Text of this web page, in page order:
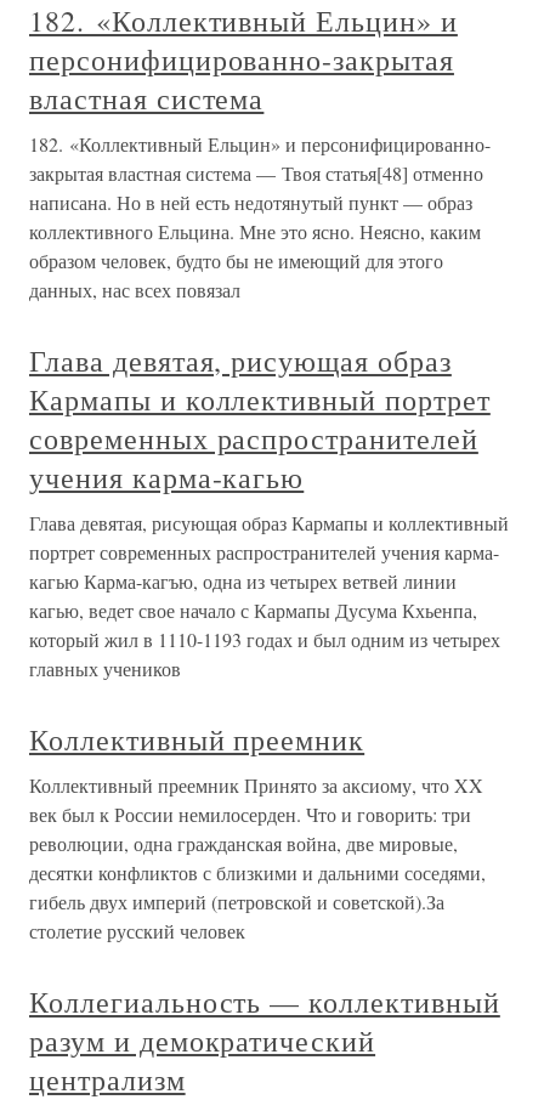
182. «Коллективный Ельцин» и
персонифицированно-закрытая
властная система
182. «Коллективный Ельцин» и персонифицированно-
закрытая властная система — Твоя статья[48] отменно
написана. Но в ней есть недотянутый пункт — образ
коллективного Ельцина. Мне это ясно. Неясно, каким
образом человек, будто бы не имеющий для этого
данных, нас всех повязал
Глава девятая, рисующая образ
Кармапы и коллективный портрет
современных распространителей
учения карма-кагью
Глава девятая, рисующая образ Кармапы и коллективный
портрет современных распространителей учения карма-
кагью Карма-кагъю, одна из четырех ветвей линии
кагью, ведет свое начало с Кармапы Дусума Кхьенпа,
который жил в 1110-1193 годах и был одним из четырех
главных учеников
Коллективный преемник
Коллективный преемник Принято за аксиому, что XX
век был к России немилосерден. Что и говорить: три
революции, одна гражданская война, две мировые,
десятки конфликтов с близкими и дальними соседями,
гибель двух империй (петровской и советской).За
столетие русский человек
Коллегиальность — коллективный
разум и демократический
централизм